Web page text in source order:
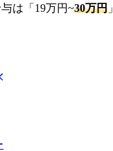
は「19万円~30万円